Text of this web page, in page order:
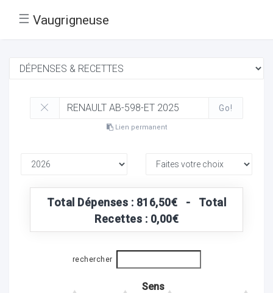
☰ Vaugrigneuse
Go!
Lien permanent
Total Dépenses : 816,50€ - Total
Recettes : 0,00€
rechercher
Sens